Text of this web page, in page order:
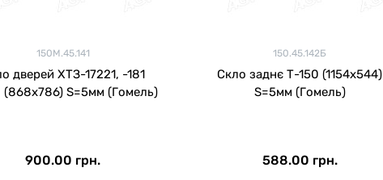
150М.45.141
дверей ХТЗ-17221, -181
(868х786) S=5мм (Гомель)
900.00 грн.
150.45.142Б
Скло заднє Т-150 (1154х544)
S=5мм (Гомель)
588.00 грн.